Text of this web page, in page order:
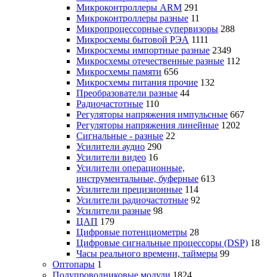
Микроконтроллеры ARM 291
Микроконтроллеры разные 11
Микропроцессорные супервизоры 288
Микросхемы бытовой РЭА 1111
Микросхемы импортные разные 2349
Микросхемы отечественные разные 112
Микросхемы памяти 656
Микросхемы питания прочие 132
Преобразователи разные 44
Радиочастотные 110
Регуляторы напряжения импульсные 667
Регуляторы напряжения линейные 1202
Сигнальные - разные 22
Усилители аудио 290
Усилители видео 16
Усилители операционные,
инструментальные, буферные 613
Усилители прецизионные 114
Усилители радиочастотные 92
Усилители разные 98
ЦАП 179
Цифровые потенциометры 28
Цифровые сигнальные процессоры (DSP) 18
Часы реального времени, таймеры 99
Оптопары 1
Полупроводниковые модули 1824